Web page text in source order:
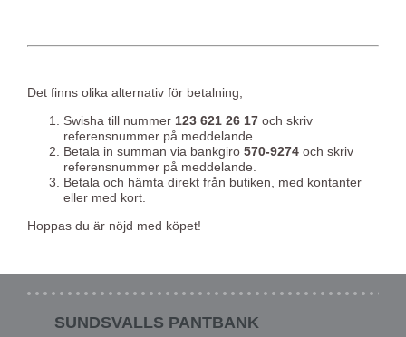
Det finns olika alternativ för betalning,
Swisha till nummer 123 621 26 17 och skriv
referensnummer på meddelande.
Betala in summan via bankgiro 570-9274 och skriv
referensnummer på meddelande.
Betala och hämta direkt från butiken, med kontanter
eller med kort.
Hoppas du är nöjd med köpet!
SUNDSVALLS PANTBANK